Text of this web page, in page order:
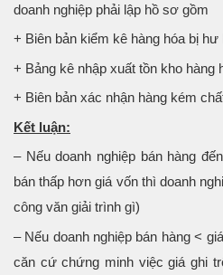
doanh nghiệp phải lập hồ sơ gồm
+ Biên bản kiểm kê hàng hóa bị hư
+ Bảng kê nhập xuất tồn kho hàng
+ Biên bản xác nhận hàng kém
Kết luận:
– Nếu doanh nghiệp bán hàng
bán thấp hơn giá vốn thì doanh
công văn giải trình gì)
– Nếu doanh nghiệp bán hàng <
căn cứ chứng minh việc giá ghi